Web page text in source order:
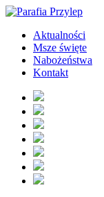
Aktualności
Msze święte
Nabożeństwa
Kontakt